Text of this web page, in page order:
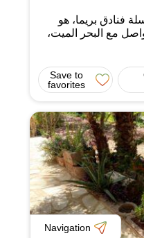
فنادق بريما، هو
مع البحر الميت،
Save to
favorites
Navigation